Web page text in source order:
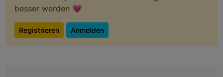
besser werden 💗
Registrieren Anmelden